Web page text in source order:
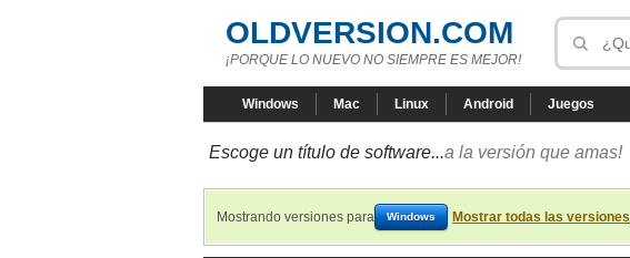
OLDVERSION.COM
¡PORQUE LO NUEVO NO SIEMPRE ES MEJOR!
Windows Mac Linux Android Juegos
Escoge un título de software...a la versión que amas!
Mostrando versiones para Windows Mostrar todas las versiones